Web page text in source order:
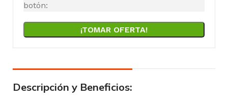
botón:
¡TOMAR OFERTA!
Descripción y Beneficios: